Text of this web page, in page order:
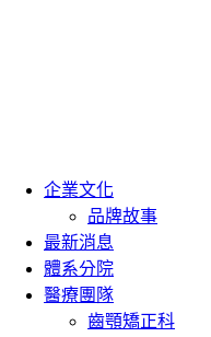
企業文化
品牌故事
最新消息
體系分院
醫療團隊
齒顎矯正科